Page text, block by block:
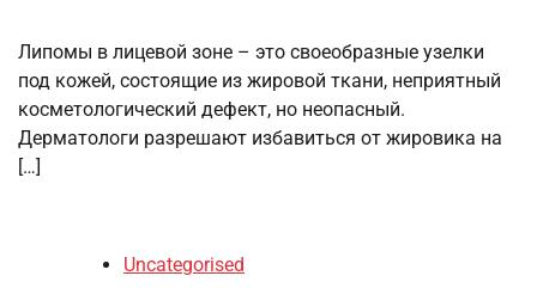
Липомы в лицевой зоне – это своеобразные узелки
под кожей, состоящие из жировой ткани, неприятный
косметологический дефект, но неопасный.
Дерматологи разрешают избавиться от жировика на
[…]
Uncategorised